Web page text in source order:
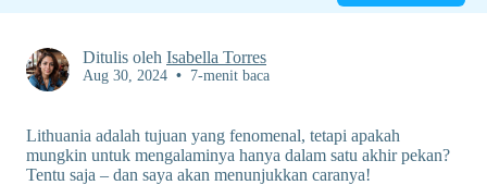
Ditulis oleh Isabella Torres
Aug 30, 2024 • 7-menit baca
Lithuania adalah tujuan yang fenomenal, tetapi apakah
mungkin untuk mengalaminya hanya dalam satu akhir pekan?
Tentu saja – dan saya akan menunjukkan caranya!